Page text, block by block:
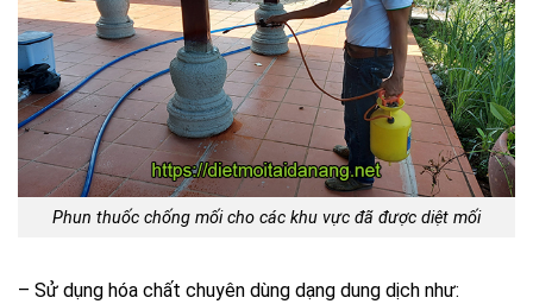
Phun thuốc chống mối cho các khu vực đã được diệt mối
– Sử dụng hóa chất chuyên dùng dạng dung dịch như: